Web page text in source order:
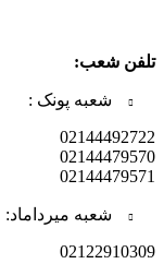
تلفن شعب:
شعبه پونک :
02144492722
02144479570
02144479571
شعبه میرداماد:
02122910309